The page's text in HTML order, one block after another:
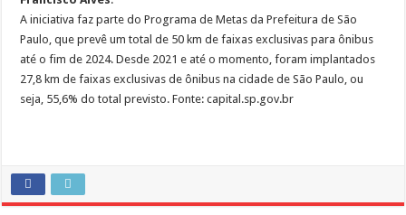
A iniciativa faz parte do Programa de Metas da Prefeitura de São
Paulo, que prevê um total de 50 km de faixas exclusivas para ônibus
até o fim de 2024. Desde 2021 e até o momento, foram implantados
27,8 km de faixas exclusivas de ônibus na cidade de São Paulo, ou
seja, 55,6% do total previsto. Fonte: capital.sp.gov.br